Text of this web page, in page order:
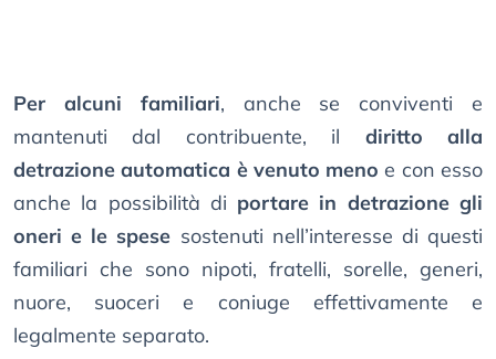
Per alcuni familiari, anche se conviventi e
mantenuti dal contribuente, il diritto alla
detrazione automatica è venuto meno e con esso
anche la possibilità di portare in detrazione gli
oneri e le spese sostenuti nell’interesse di questi
familiari che sono nipoti, fratelli, sorelle, generi,
nuore, suoceri e coniuge effettivamente e
legalmente separato.